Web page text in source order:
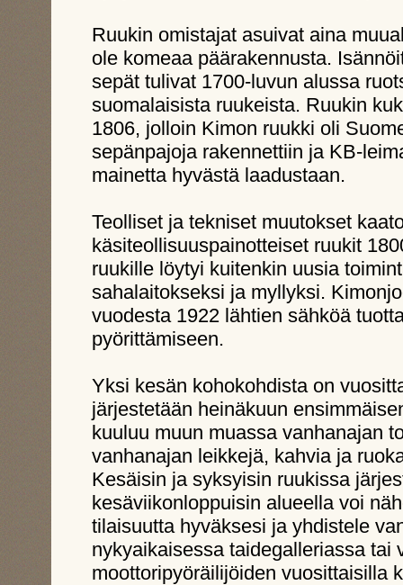
Ruukin omistajat asuivat aina
ole komeaa päärakennusta.
sepät tulivat 1700-luvun alussa
suomalaisista ruukeista. Ruukin
1806, jolloin Kimon ruukki oli
sepänpajoja rakennettiin ja KB-
mainetta hyvästä laadustaan.
Teolliset ja tekniset muutokset
käsiteollisuuspainotteiset ruukit
ruukille löytyi kuitenkin uusia
sahalaitokseksi ja myllyksi.
vuodesta 1922 lähtien sähköä
pyörittämiseen.
Yksi kesän kohokohdista on
järjestetään heinäkuun
kuuluu muun muassa vanhanajan
vanhanajan leikkejä, kahvia ja
Kesäisin ja syksyisin ruukissa
kesäviikonloppuisin alueella voi
tilaisuutta hyväksesi ja yhdistele
nykyaikaisessa taidegalleriassa tai
moottoripyöräilijöiden vuosittaisilla